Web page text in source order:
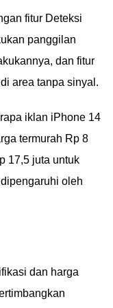
fitur Deteksi
panggilan
dan fitur
area tanpa sinyal.
iklan iPhone 14
termurah Rp 8
17,5 juta untuk
oleh
dan harga